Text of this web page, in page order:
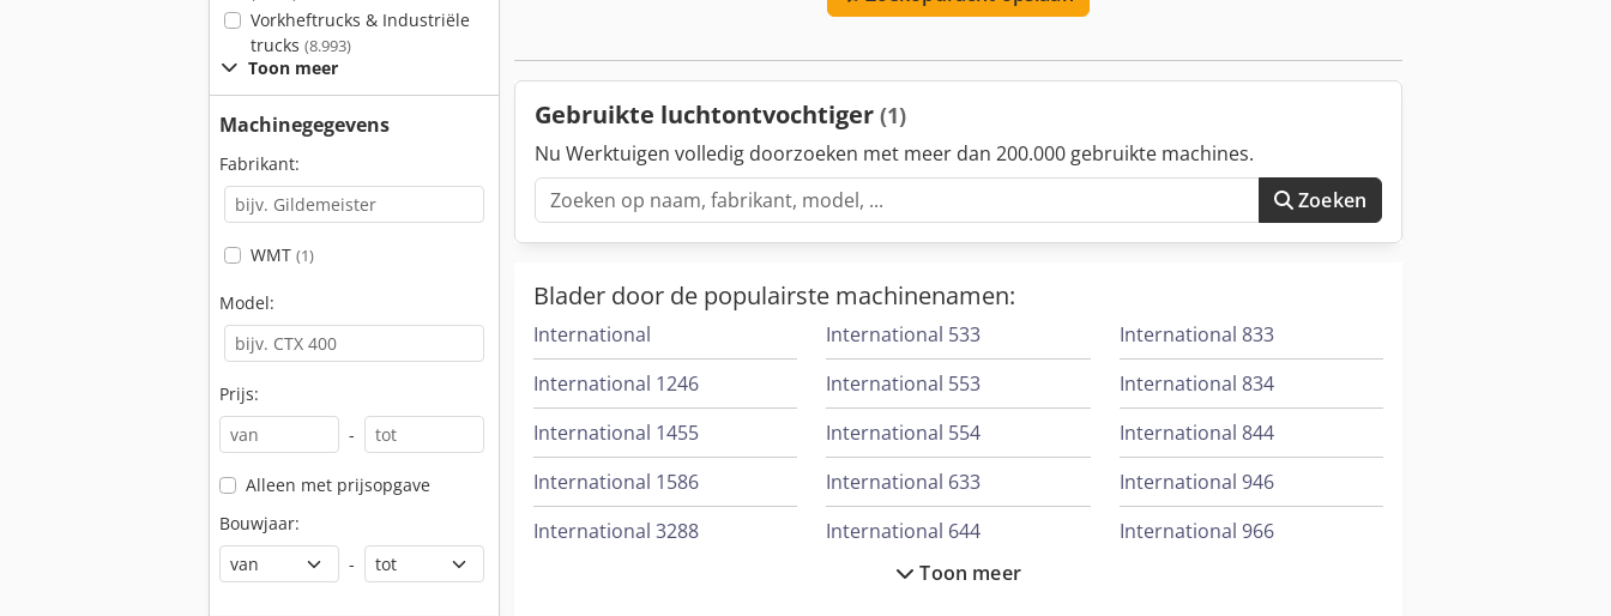
Vorkheftrucks & Industriële
trucks (8.993)
Toon meer
Machinegegevens
Fabrikant:
WMT (1)
Model:
Prijs:
-
Alleen met prijsopgave
Bouwjaar:
-
Gebruikte luchtontvochtiger (1)
Nu Werktuigen volledig doorzoeken met meer dan 200.000 gebruikte machines.
Zoeken
Blader door de populairste machinenamen:
International
International 1246
International 1455
International 1586
International 3288
International 533
International 553
International 554
International 633
International 644
International 654
International 833
International 834
International 844
International 946
International 966
Toon meer